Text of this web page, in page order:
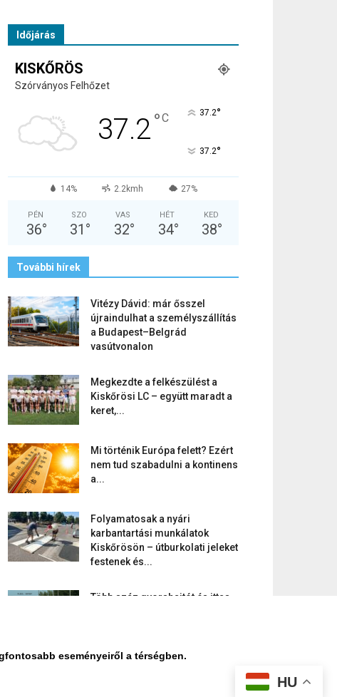
eseményeiről a térségben.
Időjárás
KISKŐRÖS
Szórványos Felhőzet
37.2°C 37.2°
37.2°
14% 2.2kmh 27%
PÉN
36°
SZO
31 °
VAS
32°
HÉT
34°
KED
38°
További hírek
Vitézy Dávid: már ősszel
újraindulhat a személyszállítás
a Budapest–Belgrád
vasútvonalon
Megkezdte a felkészülést a
Kiskőrösi LC – együtt maradt a
keret,...
Mi történik Európa felett? Ezért
nem tud szabadulni a kontinens
a...
Folyamatosak a nyári
karbantartási munkálatok
Kiskőrösön – útburkolati jeleket
festenek és...
Több száz gyorshajtót és ittas
HU